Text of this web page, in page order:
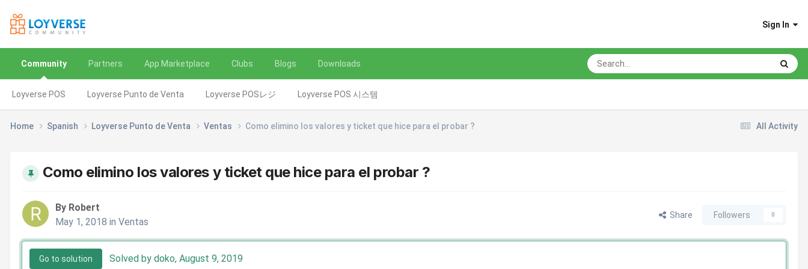
Sign In
Community
Loyverse POS Loyverse Punto de Venta Loyverse POSレジ Loyverse POS 시스템
Partners App Marketplace Clubs Blogs Downloads
All Activity
Home Spanish Loyverse Punto de Venta Ventas Como elimino los valores y ticket que hice para el probar ?
Como elimino los valores y ticket que hice para el probar ?
By Robert
May 1, 2018 in Ventas
Share Followers 0
Go to solution Solved by doko, August 9, 2019